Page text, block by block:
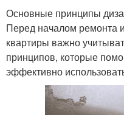
Основные принципы
Перед началом ремонта
квартиры важно
принципов, которые
эффективно